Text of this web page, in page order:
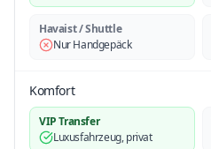
Havaist / Shuttle
Nur Handgepäck
Komfort
VIP Transfer
Luxusfahrzeug, privat